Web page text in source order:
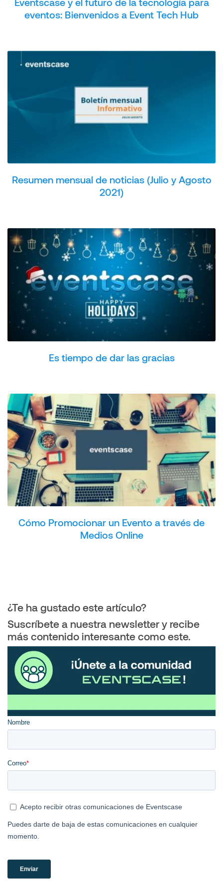
eventos: Bienvenidos a Event Tech Hub
Resumen mensual de noticias (Julio y Agosto
2021)
Es tiempo de dar las gracias
Cómo Promocionar un Evento a través de
Medios Online
¿Te ha gustado este artículo?
Suscríbete a nuestra newsletter y recibe
más contenido interesante como este.